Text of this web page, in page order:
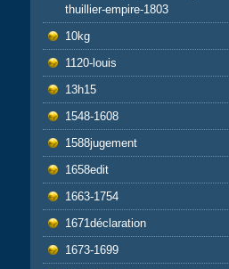
thuillier-empire-1803
10kg
1120-louis
13h15
1548-1608
1588jugement
1658edit
1663-1754
1671déclaration
1673-1699